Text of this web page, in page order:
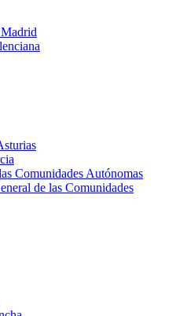
Comunidades Autónomas
de las Comunidades